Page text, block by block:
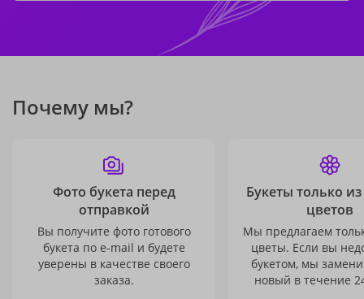
Почему мы?
Фото букета перед
отправкой
Вы получите фото готового
букета по e-mail и будете
уверены в качестве своего
заказа.
Букеты только
цветов
Мы предлагаем
цветы. Если вы
букетом, мы
новый в течение